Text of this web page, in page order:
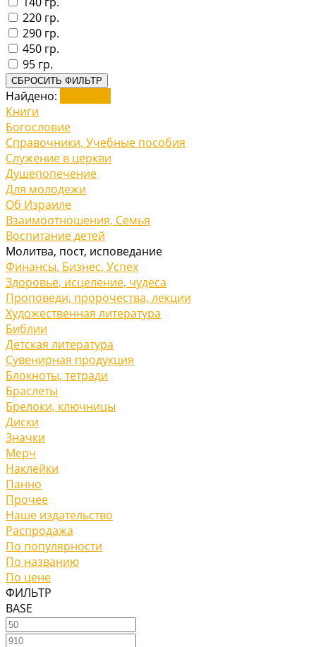
220 гр.
290 гр.
450 гр.
95 гр.
СБРОСИТЬ ФИЛЬТР
Найдено:
Книги
Богословие
Справочники, Учебные пособия
Служение в церкви
Душепопечение
Для молодежи
Об Израиле
Взаимоотношения, Cемья
Воспитание детей
Молитва, пост, исповедание
Финансы, Бизнес, Успех
Здоровье, исцеление, чудеса
Проповеди, пророчества, лекции
Художественная литература
Библии
Детская литература
Сувенирная продукция
Блокноты, тетради
Браслеты
Брелоки, ключницы
Диски
Значки
Мерч
Наклейки
Панно
Прочее
Наше издательство
Распродажа
По популярности
По названию
По цене
ФИЛЬТР
BASE